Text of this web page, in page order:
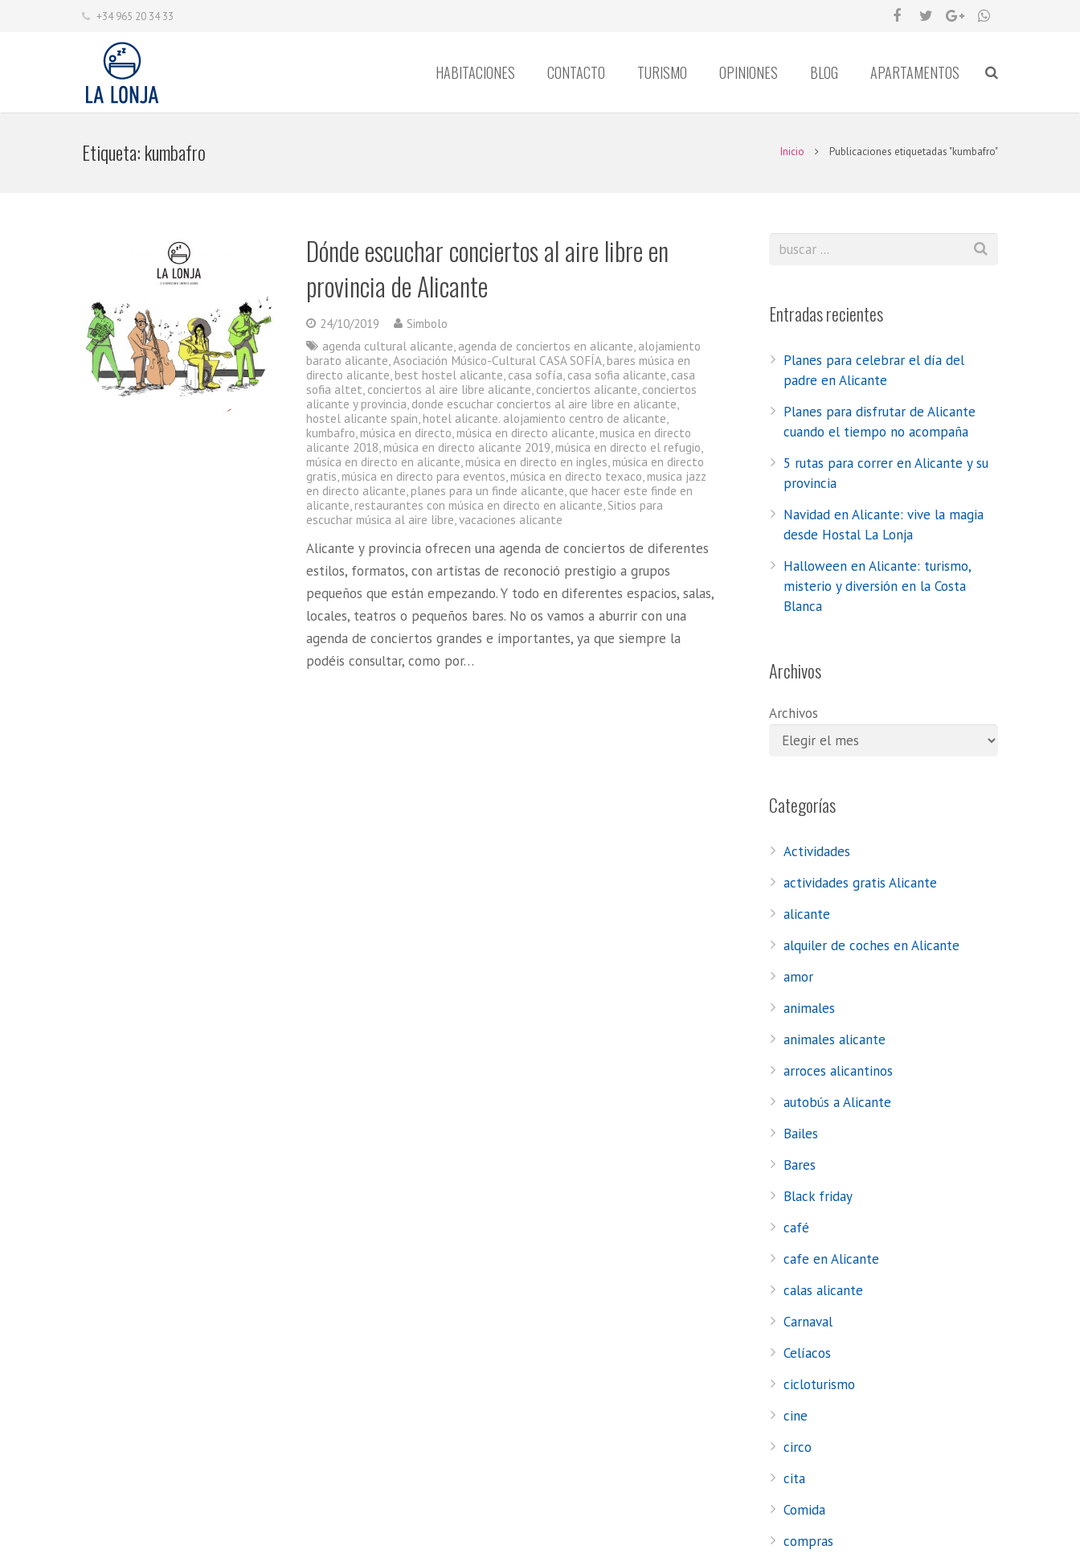
+34 965 20 34 33
HABITACIONES CONTACTO TURISMO OPINIONES BLOG APARTAMENTOS
Etiqueta:kumbafro Inicio Publicaciones etiquetadas "kumbafro"
Dónde escuchar conciertos al aire libre en
provincia de Alicante
24/10/2019
Simbolo
agenda cultural alicante, agenda de conciertos en alicante, alojamiento
barato alicante,Asociación Músico-Cultural CASA SOFÍA, bares música en
directo alicante, best hostel alicante, casa sofía, casa sofia alicante, casa
sofia altet, conciertos al aire libre alicante, conciertos alicante, conciertos
alicante y provincia, donde escuchar conciertos al aire libre en alicante,
hostel alicante spain, hotel alicante. alojamiento centro de alicante,
kumbafro, música en directo, música en directo alicante, musica en directo
alicante 2018, música en directo alicante 2019, música en directo el refugio,
música en directo en alicante, música en directo en ingles, música en directo
gratis, música en directo para eventos, música en directo texaco, musica jazz
en directo alicante, planes para un finde alicante, que hacer este finde en
alicante, restaurantes con música en directo en alicante, Sitios para
escuchar música al aire libre,vacaciones alicante
Alicante y provincia ofrecen una agenda de conciertos de diferentes
estilos, formatos, con artistas de reconoció prestigio a grupos
pequeños que están empezando. Y todo en diferentes espacios, salas,
locales, teatros o pequeños bares. No os vamos a aburrir con una
agenda de conciertos grandes e importantes, ya que siempre la
podéis consultar, como por…
Entradas recientes
Planes para celebrar el día del
padre en Alicante
Planes para disfrutar de Alicante
cuando el tiempo no acompaña
5 rutas para correr en Alicante y su
provincia
Navidad en Alicante: vive la magia
desde Hostal La Lonja
Halloween en Alicante: turismo,
misterio y diversión en la Costa
Blanca
Archivos
Archivos
Categorías
Actividades
actividades gratis Alicante
alicante
alquiler de coches en Alicante
amor
animales
animales alicante
arroces alicantinos
autobús a Alicante
Bailes
Bares
Black friday
café
cafe en Alicante
calas alicante
Carnaval
Celíacos
cicloturismo
cine
circo
cita
Comida
compras